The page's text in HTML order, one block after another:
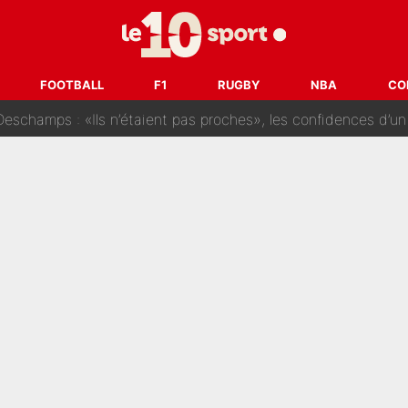
FOOTBALL F1 RUGBY NBA
Benatia s'est battu pendant six mois pour le retenir à l'OM, le PSG a
Lucas Chevalier !» : Le débat sur le gardien du PSG vire
: «Ils n’étaient pas proches», les confidences d’un membre de